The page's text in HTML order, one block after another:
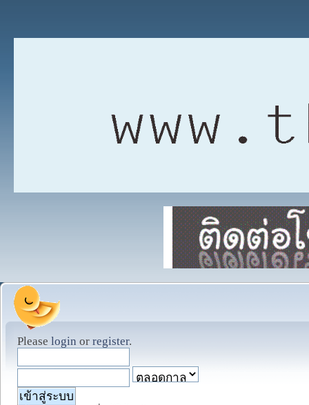
Please login or register.